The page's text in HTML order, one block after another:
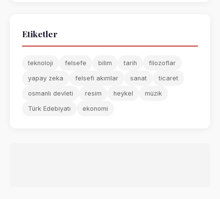
Etiketler
teknoloji felsefe bilim tarih filozoflar
yapay zeka felsefi akımlar sanat ticaret
osmanlı devleti resim heykel müzik
Türk Edebiyatı ekonomi